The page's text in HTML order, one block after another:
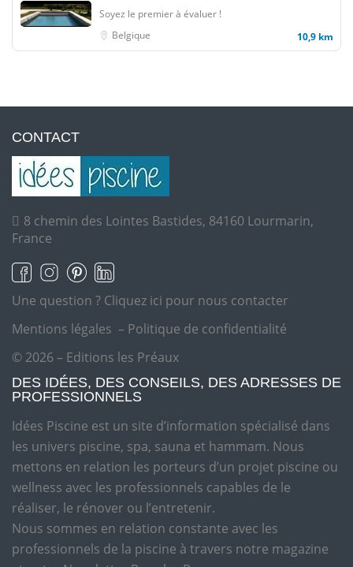
Soyez le premier à évaluer !
Belgique
10,9 km
CONTACT
8 chemin des Lointes Bastides, 84160 Lourmarin,
France
Une question ? Cliquez ici pour nous contacter
Mentions légales – Politique de confidentialité
© 2026 – Editions les Préaux
DES IDÉES, DES CONSEILS, DES ADRESSES DE
PROFESSIONNELS
Idées Piscine est un site d’information spécialisé dans
les univers piscine, spa, sauna et hammam. Nous
mettons en relation les porteurs d’un projet piscine ou
wellness avec les professionnels capables de le
réaliser, le rénover ou l’entretenir.
Nous sommes en relation constante avec les
professionnels de la piscine à travers notre magazine